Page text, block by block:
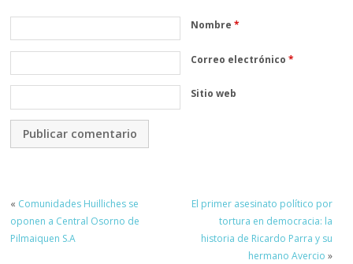
Nombre*
Correo electrónico*
Sitio web
« Comunidades Huilliches se
oponen a Central Osorno de
Pilmaiquen S.A
El primer asesinato político por
tortura en democracia: la
historia de Ricardo Parra y su
hermano Avercio »